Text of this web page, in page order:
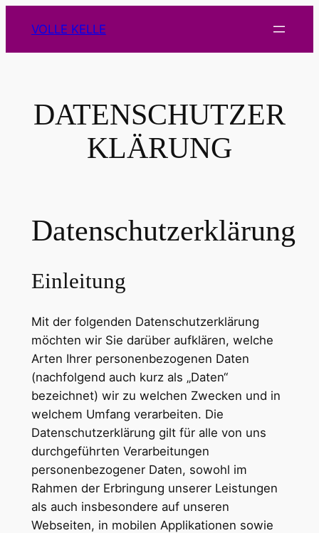
Inhalt
springen
VOLLE KELLE
DATENSCHUTZER
KLÄRUNG
Datenschutzerklärung
Einleitung
Mit der folgenden Datenschutzerklärung
möchten wir Sie darüber aufklären, welche
Arten Ihrer personenbezogenen Daten
(nachfolgend auch kurz als „Daten“
bezeichnet) wir zu welchen Zwecken und in
welchem Umfang verarbeiten. Die
Datenschutzerklärung gilt für alle von uns
durchgeführten Verarbeitungen
personenbezogener Daten, sowohl im
Rahmen der Erbringung unserer Leistungen
als auch insbesondere auf unseren
Webseiten, in mobilen Applikationen sowie